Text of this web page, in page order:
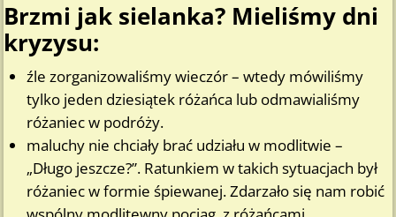
Brzmi jak sielanka? Mieliśmy dni
kryzysu:
źle zorganizowaliśmy wieczór – wtedy mówiliśmy
tylko jeden dziesiątek różańca lub odmawialiśmy
różaniec w podróży.
maluchy nie chciały brać udziału w modlitwie –
„Długo jeszcze?”. Ratunkiem w takich sytuacjach był
różaniec w formie śpiewanej. Zdarzało się nam robić